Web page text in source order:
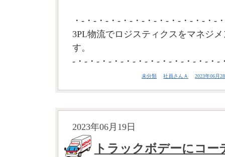
・-・-・-・-・-・-・-・-・-・-・-・-
3PL物流でロジスティクスをマネジ
す。
-・-・-・-・-・-・-・-・-・-・-・-・-
未分類 社員さんＡ 2023年06月
2023年06月19日
トラックボデーにコ